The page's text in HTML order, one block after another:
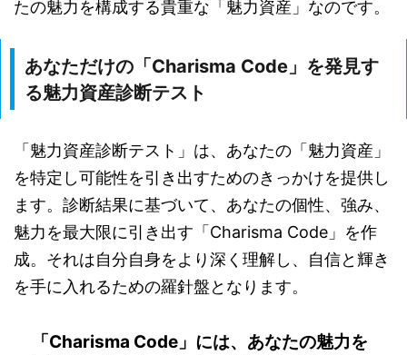
たの魅力を構成する貴重な「魅力資産」なのです。
あなただけの「Charisma Code」を発見す
る魅力資産診断テスト
「魅力資産診断テスト」は、あなたの「魅力資産」
を特定し可能性を引き出すためのきっかけを提供し
ます。診断結果に基づいて、あなたの個性、強み、
魅力を最大限に引き出す「Charisma Code」を作
成。それは自分自身をより深く理解し、自信と輝き
を手に入れるための羅針盤となります。
「Charisma Code」には、あなたの魅力を